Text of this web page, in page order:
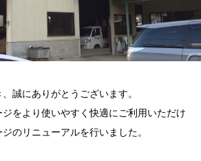
誠にありがとうございます。
をより使いやすく快適にご利用いただけ
のリニューアルを行いました。